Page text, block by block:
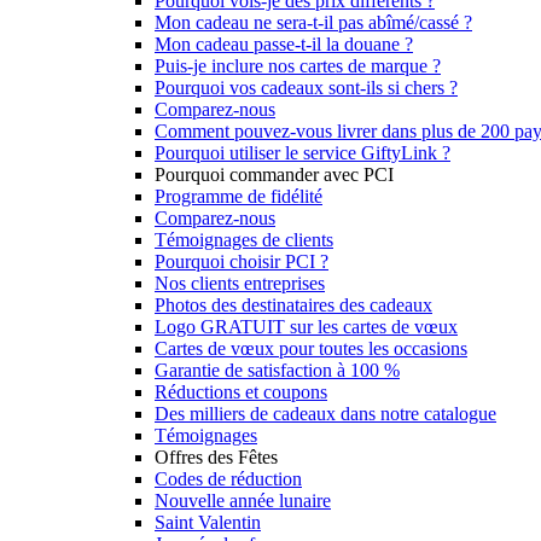
Mon cadeau ne sera-t-il pas abîmé/cassé ?
Mon cadeau passe-t-il la douane ?
Puis-je inclure nos cartes de marque ?
Pourquoi vos cadeaux sont-ils si chers ?
Comparez-nous
Comment pouvez-vous livrer dans plus de 200
Pourquoi utiliser le service GiftyLink ?
Pourquoi commander avec PCI
Programme de fidélité
Comparez-nous
Témoignages de clients
Pourquoi choisir PCI ?
Nos clients entreprises
Photos des destinataires des cadeaux
Logo GRATUIT sur les cartes de vœux
Cartes de vœux pour toutes les occasions
Garantie de satisfaction à 100 %
Réductions et coupons
Des milliers de cadeaux dans notre catalogue
Témoignages
Offres des Fêtes
Codes de réduction
Nouvelle année lunaire
Saint Valentin